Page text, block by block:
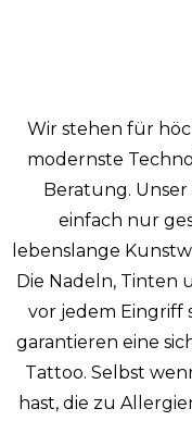
Wir stehen für
modernste
Beratung. Unser
einfach nur
lebenslange
Die Nadeln, Tinten
vor jedem Eingriff
garantieren eine
Tattoo. Selbst
hast, die zu